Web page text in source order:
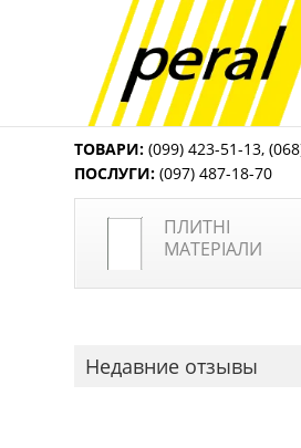
ТОВАРИ: (099) 423-51-13,
ПОСЛУГИ: (097) 487-18-70
ПЛИТНІ
МАТЕРІАЛИ
Недавние отзывы